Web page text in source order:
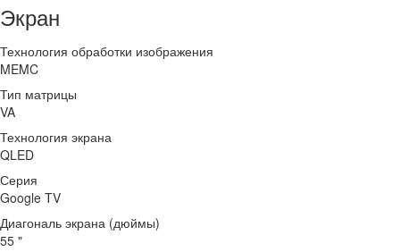
Экран
Технология обработки изображения
MEMC
Тип матрицы
VA
Технология экрана
QLED
Серия
Google TV
Диагональ экрана (дюймы)
55 "